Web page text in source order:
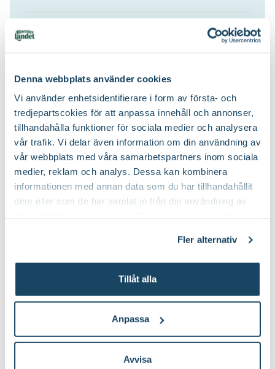
Denna webbplats använder cookies
Vi använder enhetsidentifierare i form av första- och
tredjepartscokies för att anpassa innehåll och annonser,
tillhandahålla funktioner för sociala medier och analysera
vår trafik. Vi delar även information om din användning av
vår webbplats med våra samarbetspartners inom sociala
medier, reklam och analys. Dessa kan kombinera
informationen med annan data som du har tillhandahållit
dem eller som de har samlat in från din användning av
Fler alternativ
Tillåt alla
Anpassa
Avvisa
Jordprodukter:
Beskärningssätt: bort skadade, korsade och
Beskärningstid: Juli-september (JAS-perioden)
Speciell
tålighet:
Blåsiga, öppna lägen, Mager jord, Salta
vindar, Stadsklimat, Torr jord